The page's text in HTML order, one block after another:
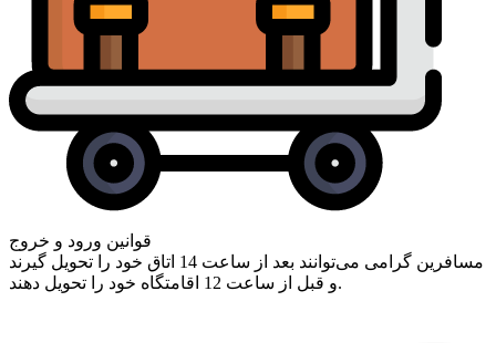
قوانین ورود و خروج
مسافرین گرامی ‌می‌توانند بعد از ساعت 14 اتاق خود را تحویل گیرند
و قبل از ساعت 12 اقامتگاه خود را تحویل دهند.